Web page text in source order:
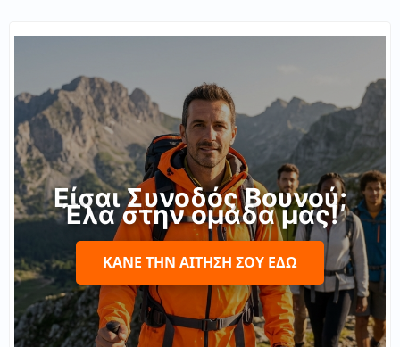
Είσαι Συνοδός Βουνού;
Έλα στην ομάδα μας!
ΚΆΝΕ ΤΗΝ ΑΊΤΗΣΉ ΣΟΥ ΕΔΏ